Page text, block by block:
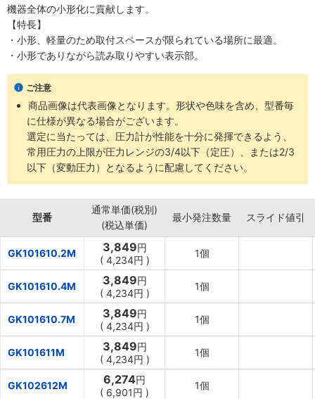
機器全体の小形化に貢献します。
【特長】
・小形、軽量のため取付スペースが限られている場所に最適。
・小形でありながら読み取りやすい表示部。
ご注意
商品画像は代表画像となります。形状や色味を含め、型番毎
に仕様が異なる場合がございます。
選定に当たっては、圧力計が性能を十分に発揮できるよう、
常用圧力の上限が圧力レンジの3/4以下（定圧）、または2/3
以下（変動圧力）となるように配慮してください。
型番
通常単価(税別)
(税込単価)
最小発注数量 スライド値引
GK101610.2M 3,849円
( 4,234円 )
1個
GK101610.4M 3,849円
( 4,234円 )
1個
GK101610.7M 3,849円
( 4,234円 )
1個
GK101611M 3,849円
( 4,234円 )
1個
GK102612M 6,274円
( 6,901円 )
1個